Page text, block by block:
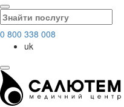
0 800 338 008
uk